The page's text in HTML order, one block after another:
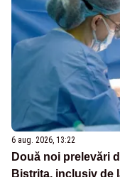
6 aug. 2026, 13:22
Două noi prelevări
Bistrița, inclusiv de